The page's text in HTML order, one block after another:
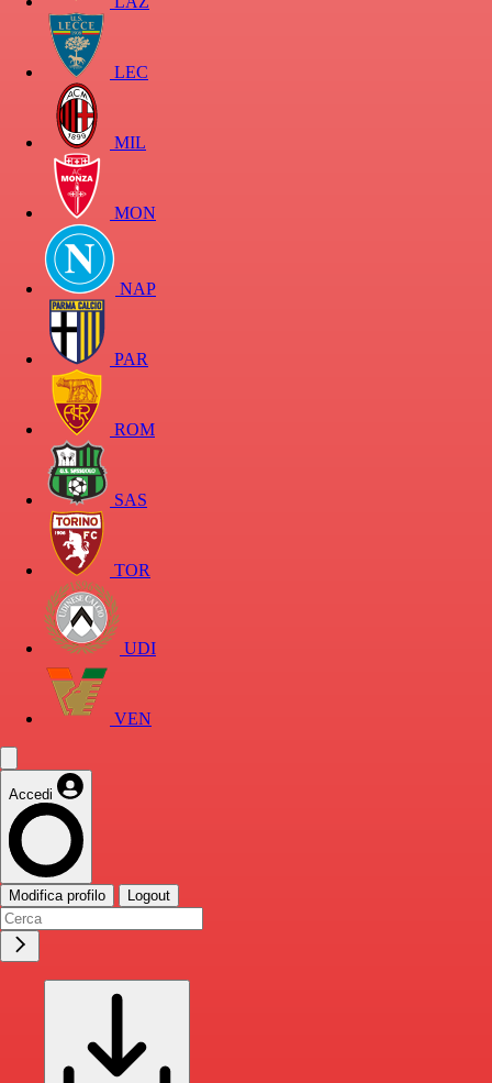
LEC
MIL
MON
NAP
PAR
ROM
SAS
TOR
UDI
VEN
Accedi
Modifica profilo Logout